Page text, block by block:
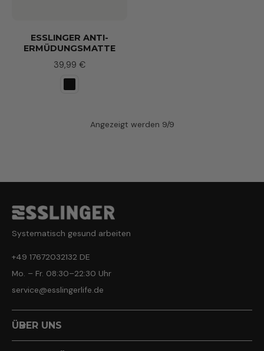
ESSLINGER ANTI-
ERMÜDUNGSMATTE
39,99 €
Angezeigt werden 9/9
Systematisch gesund arbeiten
+49 17672032132 DE
Mo. – Fr. 08:30–22:30 Uhr
service@esslingerlife.de
ÜBER UNS